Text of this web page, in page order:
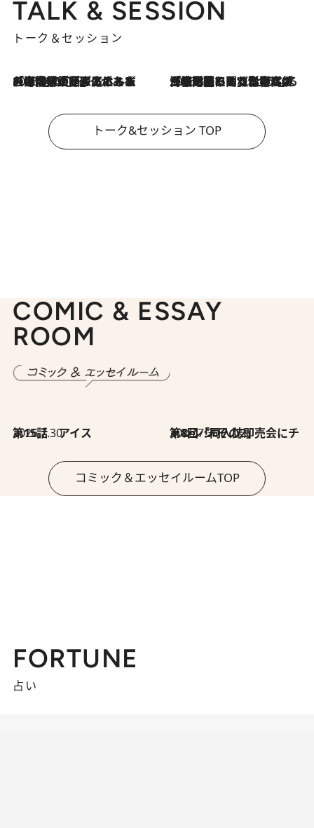
TALK & SESSION
トーク＆セッション
2026.8.3
「今後値上げがあるとすれば…」「リスクがあるのは今年の冬」エネルギー専門家が語る、ホルムズ海峡封鎖が家庭にもたらす“ある心配” 2026.8.3
「住宅建てられない…」「サーチャージ料の高値が続いている」ホルムズ海峡封鎖による影響はいつまで続く？《エネルギー専門家に聞く“どうなる日本の暮らし”》
トーク&セッション TOP
COMIC & ESSAY
ROOM
2026.7.30
第15話 アイス 2026.7.30
第8回「同人誌即売会にチャレンジ その2」
コミック＆エッセイルームTOP
FORTUNE
占い